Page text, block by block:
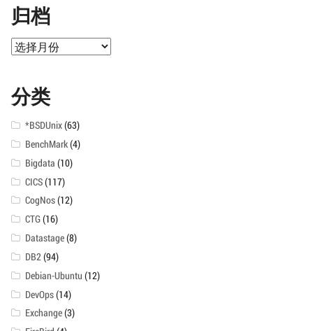
归档
归
分类
*BSDUnix(63)
BenchMark(4)
Bigdata (10)
CICS(117)
CogNos(12)
CTG(16)
Datastage(8)
DB2(94)
Debian-Ubuntu (12)
DevOps(14)
Exchange(3)